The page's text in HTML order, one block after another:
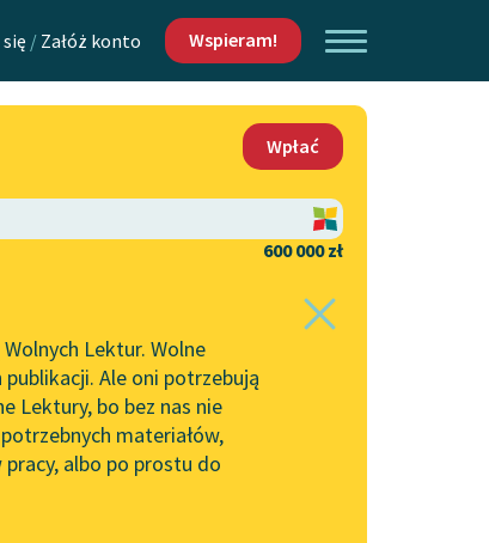
/ Załóż konto Wspieram!
Kontakt
O projekcie
Zasady wykorzystania
Wolnych Lektur
Logotypy
Materiały promocyjne
Wpłać
600 000 zł
Lektur. Wolne
Ale oni potrzebują
Lektury, bo bez nas nie
materiałów,
albo po prostu do